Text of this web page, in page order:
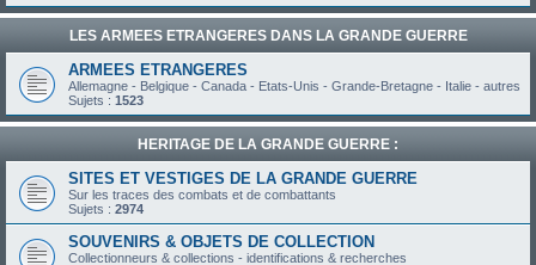
LES ARMEES ETRANGERES DANS LA GRANDE GUERRE
ARMEES ETRANGERES
Allemagne - Belgique - Canada - Etats-Unis - Grande-Bretagne - Italie - autres
Sujets : 1523
HERITAGE DE LA GRANDE GUERRE :
SITES ET VESTIGES DE LA GRANDE GUERRE
Sur les traces des combats et de combattants
Sujets : 2974
SOUVENIRS & OBJETS DE COLLECTION
Collectionneurs & collections - identifications & recherches